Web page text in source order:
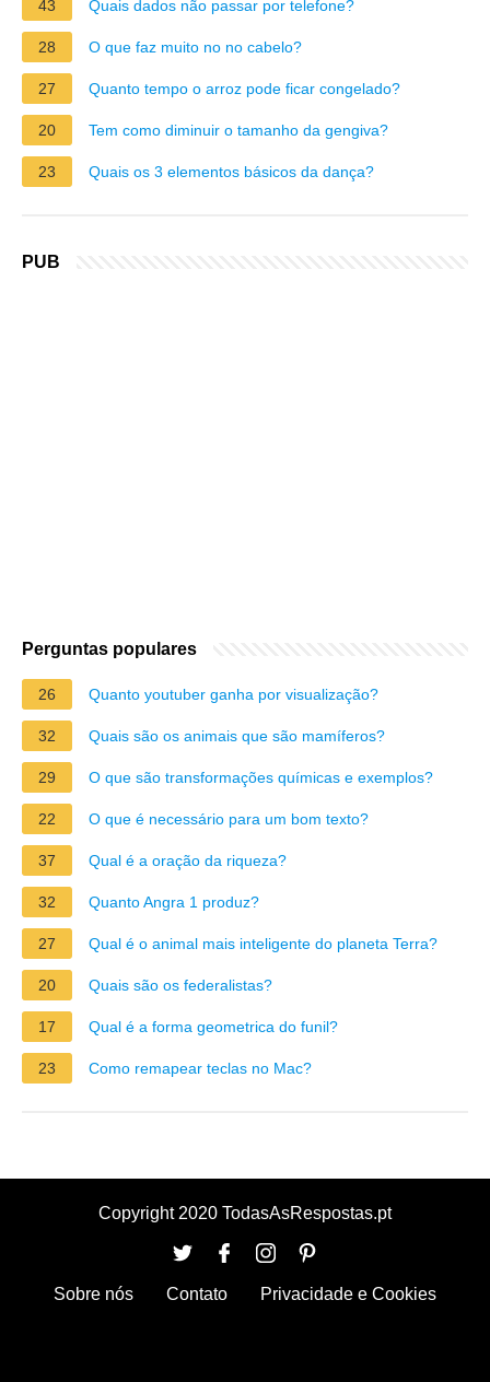
43 Quais dados não passar por telefone?
28 O que faz muito no no cabelo?
27 Quanto tempo o arroz pode ficar congelado?
20 Tem como diminuir o tamanho da gengiva?
23 Quais os 3 elementos básicos da dança?
PUB
Perguntas populares
26 Quanto youtuber ganha por visualização?
32 Quais são os animais que são mamíferos?
29 O que são transformações químicas e exemplos?
22 O que é necessário para um bom texto?
37 Qual é a oração da riqueza?
32 Quanto Angra 1 produz?
27 Qual é o animal mais inteligente do planeta Terra?
20 Quais são os federalistas?
17 Qual é a forma geometrica do funil?
23 Como remapear teclas no Mac?
Copyright 2020 TodasAsRespostas.pt
Sobre nós Contato Privacidade e Cookies